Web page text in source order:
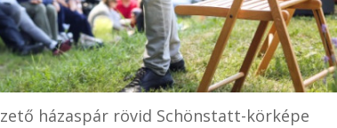
házaspár rövid Schönstatt-körképe